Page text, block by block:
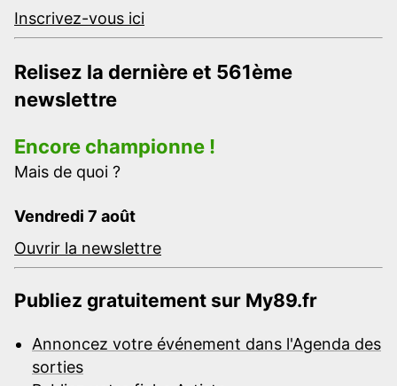
Inscrivez-vous ici
Relisez la dernière et 561ème
newslettre
Encore championne !
Mais de quoi ?
Vendredi 7 août
Ouvrir la newslettre
Publiez gratuitement sur My89.fr
Annoncez votre événement dans l'Agenda des
sorties